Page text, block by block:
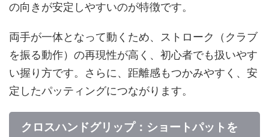
の向きが安定しやすいのが特徴です。
両手が一体となって動くため、ストローク（クラブ
を振る動作）の再現性が高く、初心者でも扱いやす
い握り方です。さらに、距離感もつかみやすく、安
定したパッティングにつながります。
クロスハンドグリップ：ショートパットを